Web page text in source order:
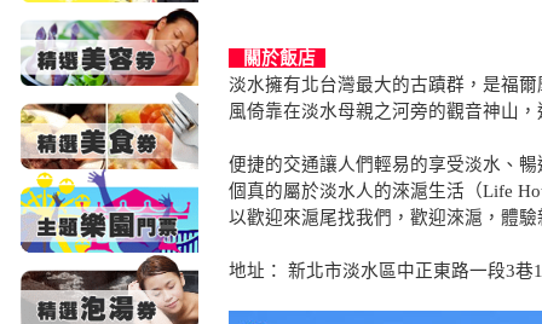
關於飯店
淡水擁有北台灣最大的古蹟群，是福
風倚靠在淡水母親之河旁的觀音神山
便捷的交通讓人們輕易的享受淡水、
個真的屬於淡水人的淶滬生活（Life
以歡迎來滬尾找我們，歡迎淶滬，體驗
地址： 新北市淡水區中正東路一段